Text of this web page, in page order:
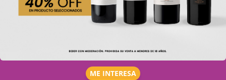
ME INTERESA